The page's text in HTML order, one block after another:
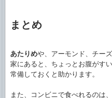
まとめ
あたりめや、アーモンド、チー
家にあると、ちょっとお腹がす
常備しておくと助かります。
また、コンビニで食べれるのは、